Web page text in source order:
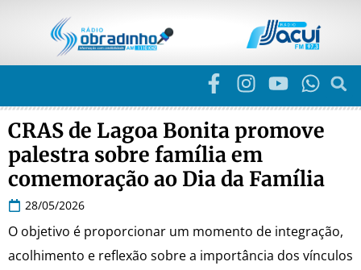
CRAS de Lagoa Bonita promove
palestra sobre família em
comemoração ao Dia da Família
28/05/2026
O objetivo é proporcionar um momento de integração,
acolhimento e reflexão sobre a importância dos vínculos